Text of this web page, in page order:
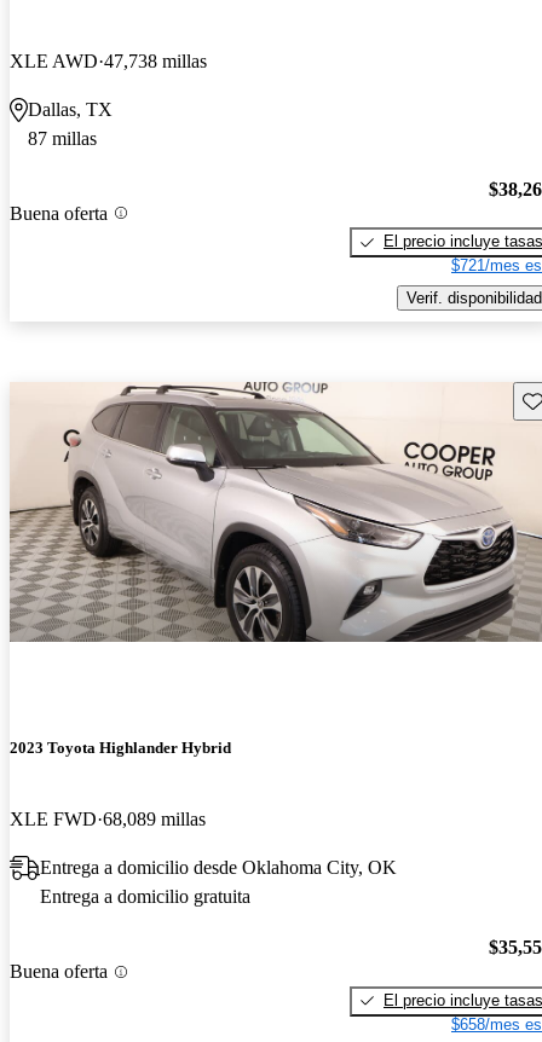
XLE AWD 47,738 millas
Dallas, TX
87 millas
Buena oferta
El precio incluye tasas
$721/mes
Verif. disponibilidad
2023 Toyota Highlander Hybrid
XLE FWD 68,089 millas
Entrega a domicilio desde Oklahoma City, OK
Entrega a domicilio gratuita
Buena oferta
El precio incluye tasas
$658/mes